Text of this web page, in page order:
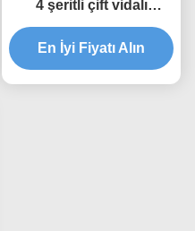
4 şeritli çift vidalı
ekstrüder
En İyi Fiyatı Alın